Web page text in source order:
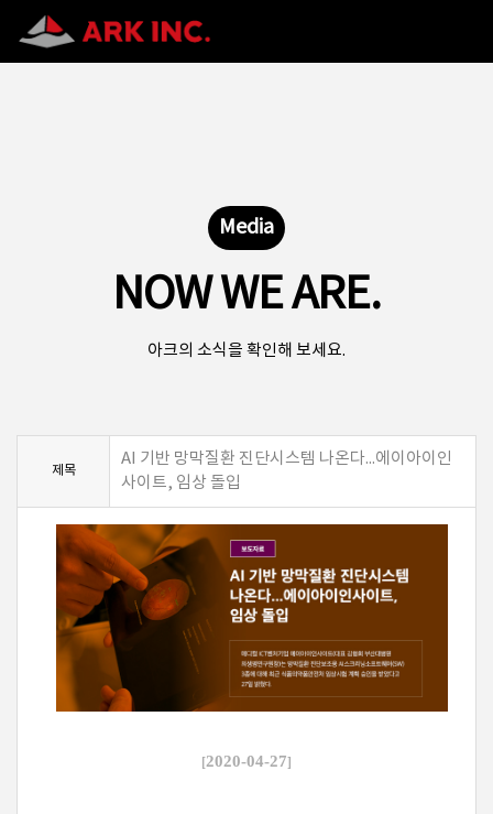
Media
NOW WE ARE.
아크의 소식을 확인해 보세요.
제목
AI 기반 망막질환 진단시스템 나온다...에이아이인
사이트, 임상 돌입
[2020-04-27]